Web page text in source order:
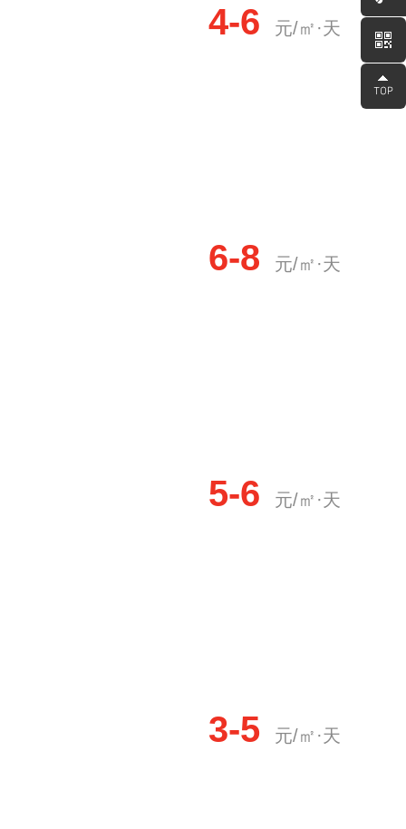
4-6 元/㎡·天
6-8 元/㎡·天
5-6 元/㎡·天
3-5 元/㎡·天